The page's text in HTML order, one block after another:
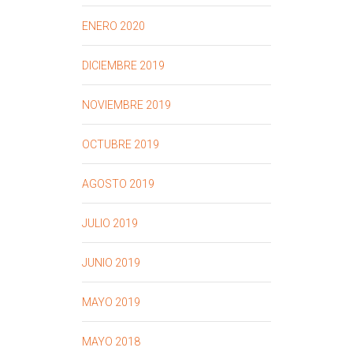
ENERO 2020
DICIEMBRE 2019
NOVIEMBRE 2019
OCTUBRE 2019
AGOSTO 2019
JULIO 2019
JUNIO 2019
MAYO 2019
MAYO 2018